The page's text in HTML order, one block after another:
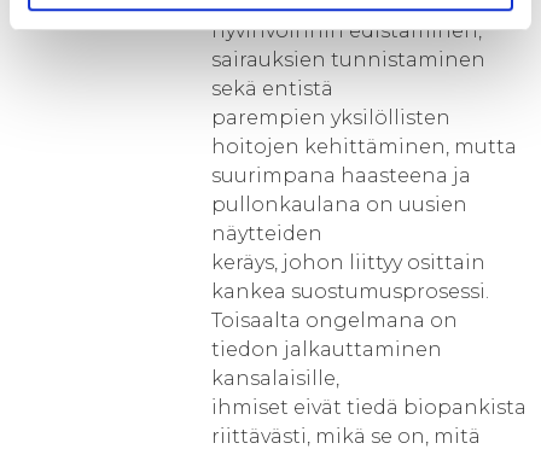
hyvinvoinnin edistäminen,
sairauksien tunnistaminen
sekä entistä
parempien yksilöllisten
hoitojen kehittäminen, mutta
suurimpana haasteena ja
pullonkaulana on uusien
näytteiden
keräys, johon liittyy osittain
kankea suostumusprosessi.
Toisaalta ongelmana on
tiedon jalkauttaminen
kansalaisille,
ihmiset eivät tiedä biopankista
riittävästi, mikä se on, mitä